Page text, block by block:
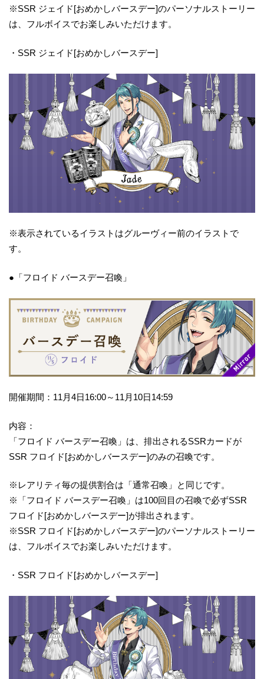
※SSR ジェイド[おめかしバースデー]のパーソナルストーリー
は、フルボイスでお楽しみいただけます。
・SSR ジェイド[おめかしバースデー]
※表示されているイラストはグルーヴィー前のイラストで
す。
●「フロイド バースデー召喚」
開催期間：11月4日16:00～11月10日14:59
内容：
「フロイド バースデー召喚」は、排出されるSSRカードが
SSR フロイド[おめかしバースデー]のみの召喚です。
※レアリティ毎の提供割合は「通常召喚」と同じです。
※「フロイド バースデー召喚」は100回目の召喚で必ずSSR
フロイド[おめかしバースデー]が排出されます。
※SSR フロイド[おめかしバースデー]のパーソナルストーリー
は、フルボイスでお楽しみいただけます。
・SSR フロイド[おめかしバースデー]